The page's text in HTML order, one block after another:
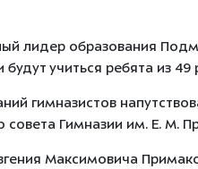
лидер образования
учиться ребята из 49
гимназистов
совета Гимназии им. Е. М.
Максимовича